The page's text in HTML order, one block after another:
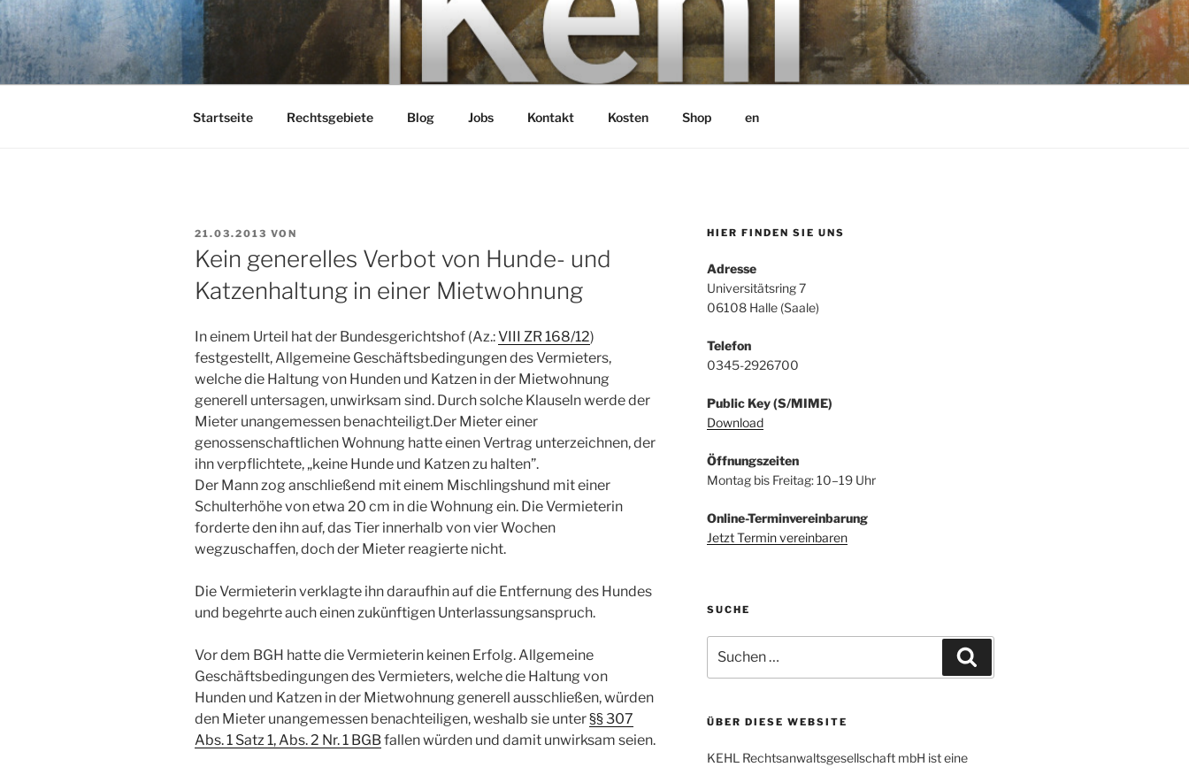
Zum
Inhalt
springen
KEHL
Rechtsanwaltsgesellschaft mbH
Startseite Rechtsgebiete Blog Jobs Kontakt Kosten Shop en
VERÖFFENTLICHT
AM
21.03.2013 VON
Kein generelles Verbot von Hunde- und
Katzenhaltung in einer Mietwohnung
In einem Urteil hat der Bundesgerichtshof (Az.:VIII ZR 168/12)
festgestellt, Allgemeine Geschäftsbedingungen des Vermieters,
welche die Haltung von Hunden und Katzen in der Mietwohnung
generell untersagen, unwirksam sind. Durch solche Klauseln werde der
Mieter unangemessen benachteiligt.Der Mieter einer
genossenschaftlichen Wohnung hatte einen Vertrag unterzeichnen, der
ihn verpflichtete, „keine Hunde und Katzen zu halten”.
Der Mann zog anschließend mit einem Mischlingshund mit einer
Schulterhöhe von etwa 20 cm in die Wohnung ein. Die Vermieterin
forderte den ihn auf, das Tier innerhalb von vier Wochen
wegzuschaffen, doch der Mieter reagierte nicht.
Die Vermieterin verklagte ihn daraufhin auf die Entfernung des Hundes
und begehrte auch einen zukünftigen Unterlassungsanspruch.
Vor dem BGH hatte die Vermieterin keinen Erfolg. Allgemeine
Geschäftsbedingungen des Vermieters, welche die Haltung von
Hunden und Katzen in der Mietwohnung generell ausschließen, würden
den Mieter unangemessen benachteiligen, weshalb sie unter§§ 307
Abs. 1 Satz 1, Abs. 2 Nr. 1 BGBfallen würden und damit unwirksam seien.
HIER FINDEN SIE UNS
Adresse
Universitätsring 7
06108 Halle (Saale)
Telefon
0345-2926700
Public Key (S/MIME)
Download
Öffnungszeiten
Montag bis Freitag: 10–19 Uhr
Online-Terminvereinbarung
Jetzt Termin vereinbaren
SUCHE
nach:
ÜBER DIESE WEBSITE
KEHL Rechtsanwaltsgesellschaft mbH ist eine